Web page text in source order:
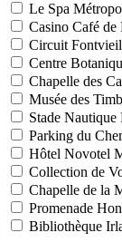
Le Spa
Casino Café de
Circuit
Centre
Chapelle des
Musée des
Stade
Parking du
Hôtel Novotel
Collection de
Chapelle de la
Promenade
Bibliothèque